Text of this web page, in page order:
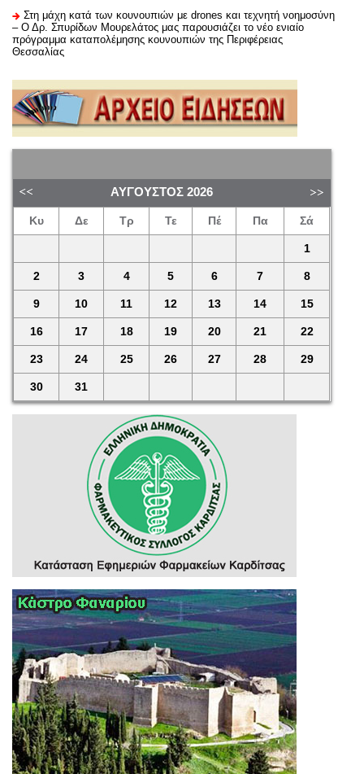
Στη μάχη κατά των κουνουπιών με drones και τεχνητή νοημοσύνη
– Ο Δρ. Σπυρίδων Μουρελάτος μας παρουσιάζει το νέο ενιαίο
πρόγραμμα καταπολέμησης κουνουπιών της Περιφέρειας
Θεσσαλίας
ΑΎΓΟΥΣΤΟΣ 2026
Κυ Δε Τρ Τε Πέ Πα Σά
1
2 3 4 5 6 7 8
9 10 11 12 13 14 15
16 17 18 19 20 21 22
23 24 25 26 27 28 29
30 31